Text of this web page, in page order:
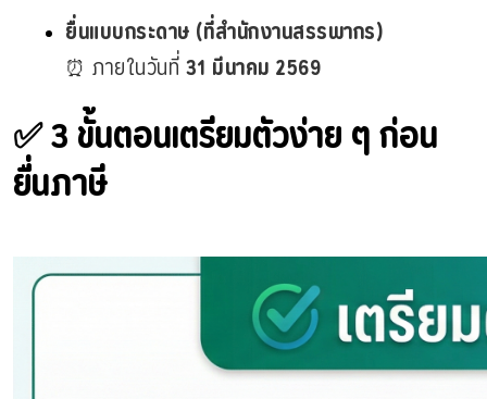
ยื่นแบบกระดาษ (ที่สำนักงานสรรพากร)
⏰ ภายในวันที่ 31 มีนาคม 2569
✅ 3 ขั้นตอนเตรียมตัวง่าย ๆ ก่อน
ยื่นภาษี